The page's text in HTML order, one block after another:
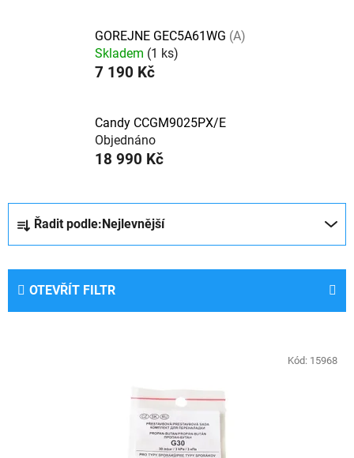
GOREJNE GEC5A61WG (A)
Skladem (1 ks)
7 190 Kč
Candy CCGM9025PX/E
Objednáno
18 990 Kč
e
í
Řadit podle: Nejlevnější
OTEVŘÍT FILTR
Kód: 15968